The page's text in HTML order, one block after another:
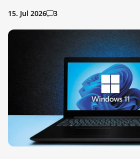
15. Jul 2026 3